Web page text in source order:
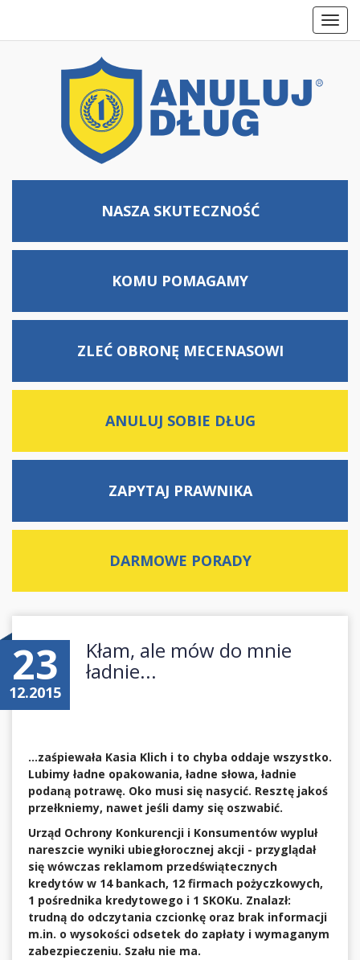
NASZA SKUTECZNOŚĆ
KOMU POMAGAMY
ZLEĆ OBRONĘ MECENASOWI
ANULUJ SOBIE DŁUG
ZAPYTAJ PRAWNIKA
DARMOWE PORADY
23
12.2015
Kłam, ale mów do mnie
ładnie...
...zaśpiewała Kasia Klich i to chyba oddaje wszystko.
Lubimy ładne opakowania, ładne słowa, ładnie
podaną potrawę. Oko musi się nasycić. Resztę jakoś
przełkniemy, nawet jeśli damy się oszwabić.
Urząd Ochrony Konkurencji i Konsumentów wypluł
nareszcie wyniki ubiegłorocznej akcji - przyglądał
się wówczas reklamom przedświątecznych
kredytów w 14 bankach, 12 firmach pożyczkowych,
1 pośrednika kredytowego i 1 SKOKu. Znalazł:
trudną do odczytania czcionkę oraz brak informacji
m.in. o wysokości odsetek do zapłaty i wymaganym
zabezpieczeniu. Szału nie ma.